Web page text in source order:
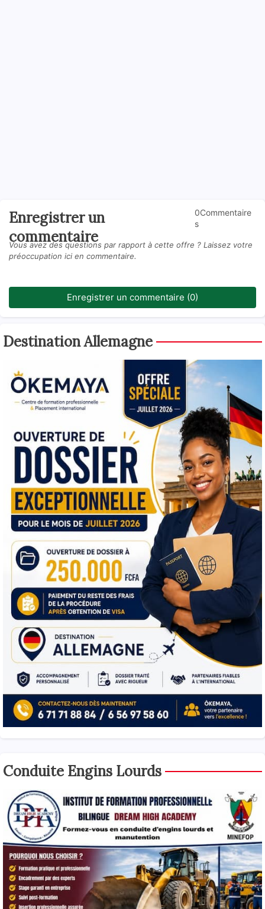
Enregistrer un
commentaire
0Commentaire
s
Vous avez des questions par rapport à cette offre ? Laissez votre
préoccupation ici en commentaire.
Enregistrer un commentaire (0)
Destination Allemagne
Conduite Engins Lourds